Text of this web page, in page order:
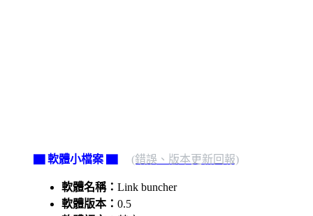
▇ 軟體小檔案 ▇ (錯誤、版本更新回報)
軟體名稱： Link buncher
軟體版本： 0.5